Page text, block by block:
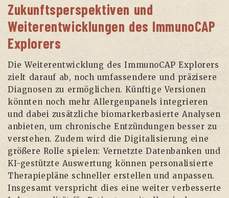
Zukunftsperspektiven und
Weiterentwicklungen des ImmunoCAP
Explorers
Die Weiterentwicklung des ImmunoCAP Explorers
zielt darauf ab, noch umfassendere und präzisere
Diagnosen zu ermöglichen. Künftige Versionen
könnten noch mehr Allergenpanels integrieren
und dabei zusätzliche biomarkerbasierte Analysen
anbieten, um chronische Entzündungen besser zu
verstehen. Zudem wird die Digitalisierung eine
größere Rolle spielen: Vernetzte Datenbanken und
KI-gestützte Auswertung können personalisierte
Therapiepläne schneller erstellen und anpassen.
Insgesamt verspricht dies eine weiter verbesserte